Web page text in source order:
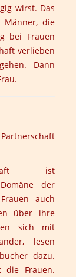
wirst. Das
Männer, die
bei Frauen
verlieben
Dann
ist
der
auch
über ihre
sich mit
lesen
dazu.
die Frauen.